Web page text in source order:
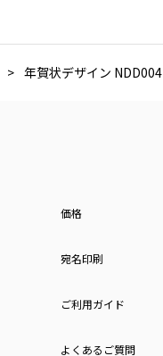
年賀状デザイン NDD004
価格
宛名印刷
ご利用ガイド
よくあるご質問